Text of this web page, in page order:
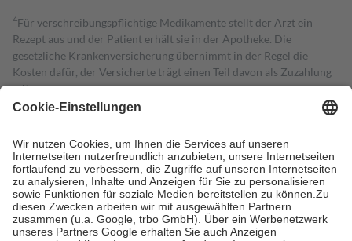
4Für verschreibungspflichtige Medikamente stellt der Arzt ein
Rezept aus und der Patient erhält sie in der Apotheke. Die
gesetzliche Krankenversicherung übernimmt in der Regel die
Kosten dafür, der Versicherte trägt einen Teil davon als Zuzahlung
mit.
Grundsätzlich leisten Mitglieder Zuzahlungen in Höhe von zehn
höchstens zehn Euro.
Es sind jedoch nie mehr als die tatsächlichen
Kosten der Leistung zu entrichten.
Diese Regeln gelten grundsätzlich auch für Online-Apotheken.
Bei Heilmitteln und häuslicher Krankenpflege beträgt die
Zuzahlung zehn Prozent der Kosten sowie zehn Euro je
Verordnung.
Um das Engagement der Versicherten für ihre eigene Gesundheit zu